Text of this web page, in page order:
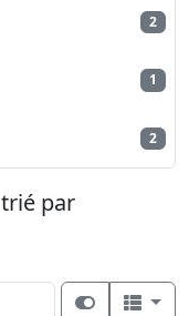
2
1
2
trié par